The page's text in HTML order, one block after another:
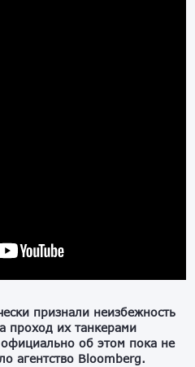
признали неизбежность
проход их танкерами
об этом пока не
агентство Bloomberg.